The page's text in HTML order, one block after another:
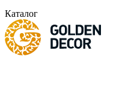
Каталог